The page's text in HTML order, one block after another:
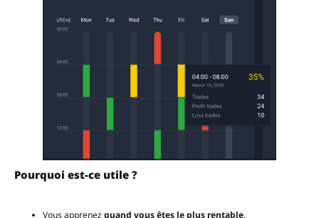
Pourquoi est-ce utile ?
Vous apprenezquand vous êtes le plus rentable.